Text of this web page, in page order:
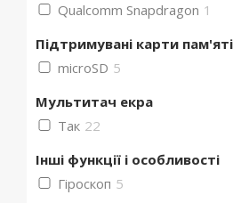
Qualcomm Snapdragon 1
Підтримувані карти пам'яті
microSD 5
Мультитач екра
Так 22
Інші функції і особливості
Гіроскоп 5